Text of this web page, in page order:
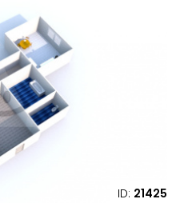
ID: 21425